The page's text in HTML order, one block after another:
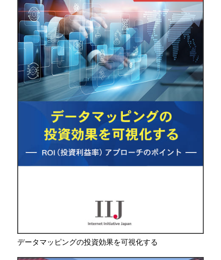
データマッピングの投資効果を可視化する